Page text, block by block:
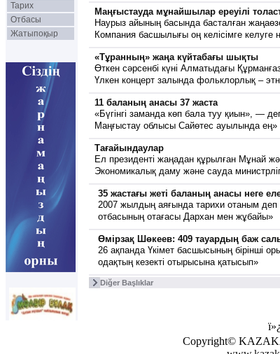
Тарих
Отбасы
Жатыпоқыр
Маңғыстауда мұнайшылар ерeуілі
Наурыз айының басында басталған
Компания басшылығы оң келісімге келуге
«Тұранның» жаңа күйтабағы шықты
Өткен сәрсенбі күні Алматыдағы
Үлкен концерт залында фольклорлық –
11 баланың анасы 37 жаста
«Бүгінгі заманда көп бала туу қиын», —
Маңғыстау облысы Сайөтес ауылында ең»
Тағайындаулар
Ел президенті жаңадан құрылған Мұнай
Экономикалық даму және сауда
35 жастағы жеті баланың анасы нeгe
2007 жылдың аяғында тарихи отаным деп
отбасының отағасы Дархан мен жұбайы»
Өмірзақ Шөкеев: 409 тауардың баж
26 ақпанда Үкімет басшысының бірінші
одақтың кезекті отырысына қатысып»
Diğer Başlıklar
ï»¿
Copyright©